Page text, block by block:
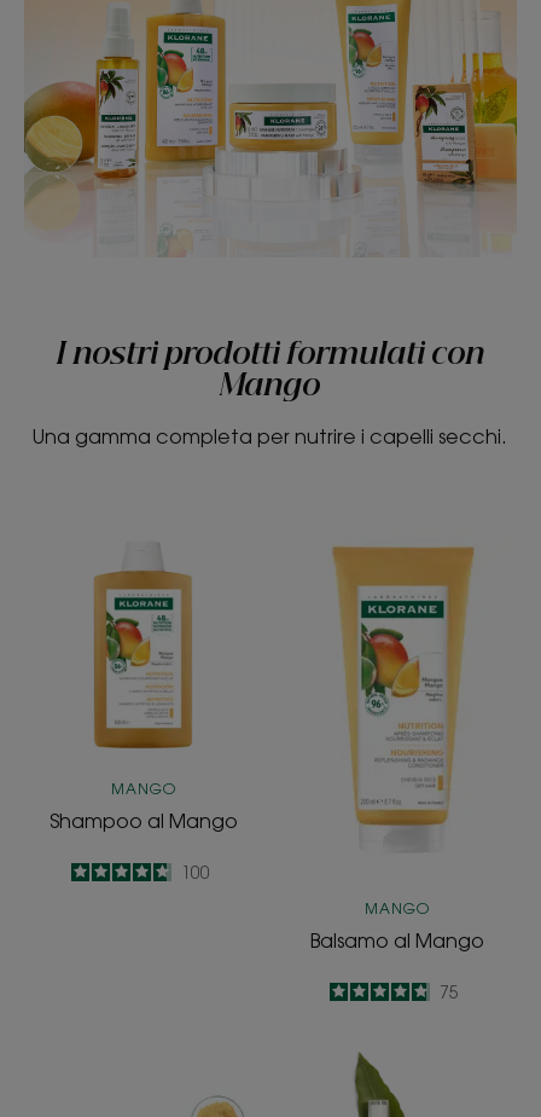
I nostri prodotti formulati con
Mango
Una gamma completa per nutrire i capelli secchi.
al
Mango
MANGO
Shampoo al Mango
4.7
/5
100
Balsamo
Mango
MANGO
Balsamo al Mango
4.8
/
5
75
nutritiva